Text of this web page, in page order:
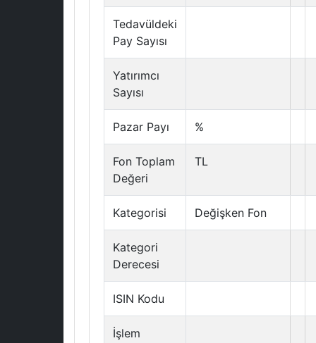
Tedavüldeki
Pay Sayısı
Yatırımcı
Sayısı
Pazar Payı %
Fon Toplam
Değeri
TL
Kategorisi Değişken Fon
Kategori
Derecesi
ISIN Kodu
İşlem